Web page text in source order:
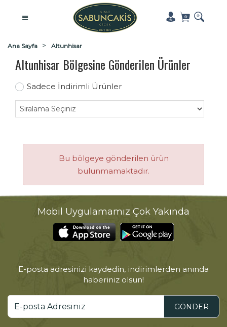
Ana Sayfa Altunhisar
Altunhisar Bölgesine Gönderilen Ürünler
Sadece İndirimli Ürünler
Bu bölgeye gönderilen ürün
bulunmamaktadır.
Mobil Uygulamamız Çok Yakında
E-posta adresinizi kaydedin, indirimlerden anında
haberiniz olsun!
GÖNDER